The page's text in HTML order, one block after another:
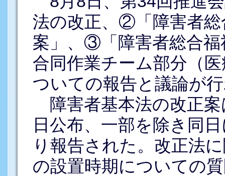
法の改正、②「障害者総
案」、③「障害者総合福
合同作業チーム部分（
ついての報告と議論が
障害者基本法の改正案
日公布、一部を除き同
り報告された。改正法
の設置時期についての